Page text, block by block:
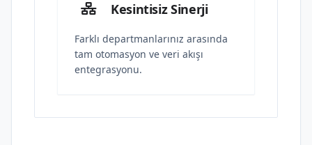
Kesintisiz Sinerji
Farklı departmanlarınız arasında
tam otomasyon ve veri akışı
entegrasyonu.